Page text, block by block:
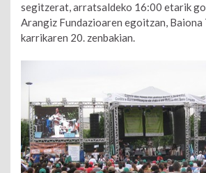
segitzerat, arratsaldeko 16:00 etarik
Arangiz Fundazioaren egoitzan,
karrikaren 20. zenbakian.